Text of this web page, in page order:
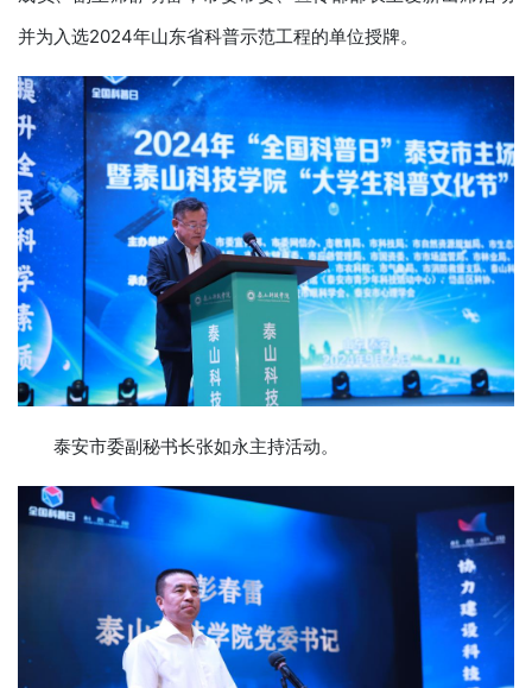
并为入选2024年山东省科普示范工程的单位授牌。
泰安市委副秘书长张如永主持活动。